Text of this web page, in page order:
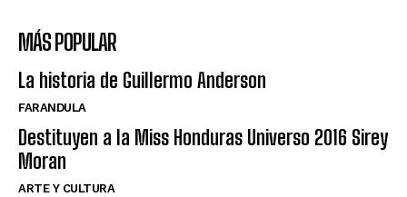
MÁS POPULAR
La historia de Guillermo Anderson
FARANDULA
Destituyen a la Miss Honduras Universo 2016 Sirey
Moran
ARTE Y CULTURA